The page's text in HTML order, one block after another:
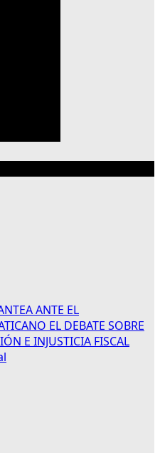
ANTE EL
EL DEBATE SOBRE
E INJUSTICIA FISCAL